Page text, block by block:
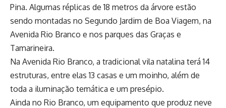
Pina. Algumas réplicas de 18 metros da árvore estão
sendo montadas no Segundo Jardim de Boa Viagem, na
Avenida Rio Branco e nos parques das Graças e
Tamarineira.
Na Avenida Rio Branco, a tradicional vila natalina terá 14
estruturas, entre elas 13 casas e um moinho, além de
toda a iluminação temática e um presépio.
Ainda no Rio Branco, um equipamento que produz neve